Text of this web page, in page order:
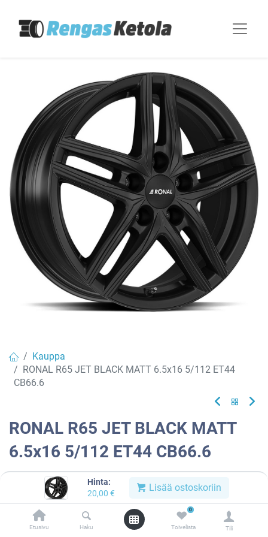
Hinta:
20,00 € Lisää ostoskoriin
Etusivu Haku
0
Toivelista Tili
Kauppa
RONAL R65 JET BLACK MATT 6.5x16 5/112 ET44
CB66.6
RONAL R65 JET BLACK MATT
6.5x16 5/112 ET44 CB66.6
EAN:4053881226577 Tuotekoodi:913006
Tällä tuotteella ei ole kelvollista yhdistelmää.